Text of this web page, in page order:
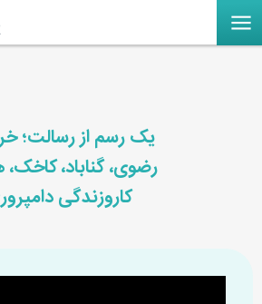
یک رسم از رسالت؛
رضوی، گناباد،
کاروزندگی